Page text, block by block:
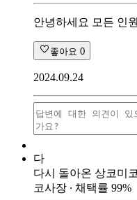
안녕하세요 모든 인
좋아요 0
2024.09.24
다
다시 돌아온 상코미코
코사장 ∙ 채택률 99%